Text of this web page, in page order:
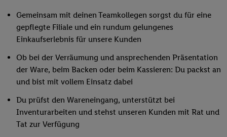
Gemeinsam mit deinen Teamkollegen sorgst du für eine
gepflegte Filiale und ein rundum gelungenes
Einkaufserlebnis für unsere Kunden
Ob bei der Verräumung und ansprechenden Präsentation
der Ware, beim Backen oder beim Kassieren: Du packst an
und bist mit vollem Einsatz dabei
Du prüfst den Wareneingang, unterstützt bei
Inventurarbeiten und stehst unseren Kunden mit Rat und
Tat zur Verfügung